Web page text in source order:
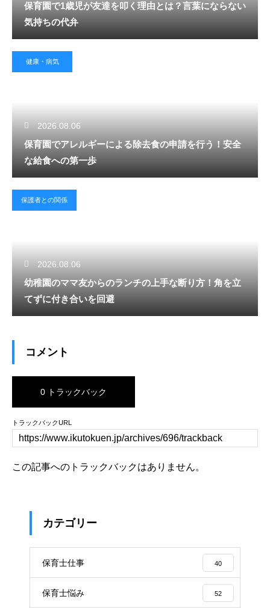
保育園で1歳児が友達を叩く理由とは？言葉にならない
気持ちの代弁
健康・病気
2026.08.06
保育園でアレルギーによる除去食の申請を行う！安全
な給食への第一歩
保護者との関係
2026.08.06
幼稚園のママ友からのランチの上手な断り方！角を立
てずに付き合いを回避
コメント
0 トラックバック
トラックバックURL
この記事へのトラックバックはありません。
カテゴリー
保育士仕事 40
保育士悩み 52